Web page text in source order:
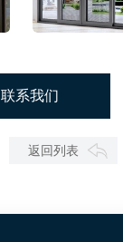
联系我们
返回列表